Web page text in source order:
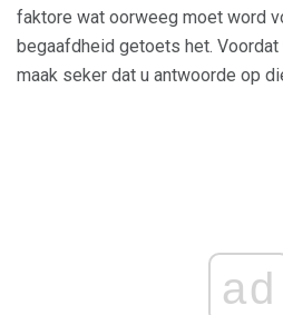
faktore wat oorweeg moet word
begaafdheid getoets het.
maak seker dat u antwoorde op
ad